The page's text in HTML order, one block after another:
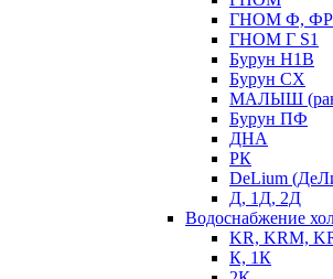
ГНОМ Ф, ФР
ГНОМ Г S1
Бурун Н1В
Бурун СХ
МАЛЫШ
Бурун ПФ
ДНА
РК
DeLium
Д, 1Д, 2Д
Водоснабжение
KR, KRM,
К, 1К